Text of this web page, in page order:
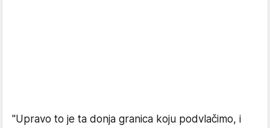
"Upravo to je ta donja granica koju podvlačimo, i